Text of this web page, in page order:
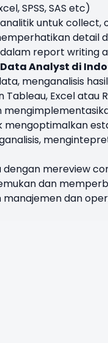
SPSS, SAS etc)
untuk collect,
detail
report writing
Analyst di
menganalisis
Excel atau
mengoptimalkan
dengan mereview
dan
manajemen dan